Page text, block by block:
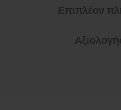
Επιπλέον